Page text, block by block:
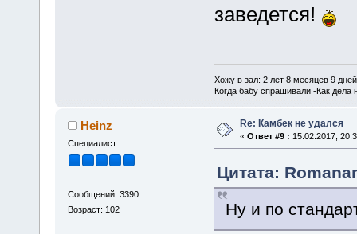
заведется!
Хожу в зал: 2 лет 8 месяцев 9
Когда бабу спрашивали -Как
Heinz
Специалист
Сообщений: 3390
Возраст: 102
Re: Камбек не удался
« Ответ #9 : 15.02.2017,
Цитата:
Ну и по